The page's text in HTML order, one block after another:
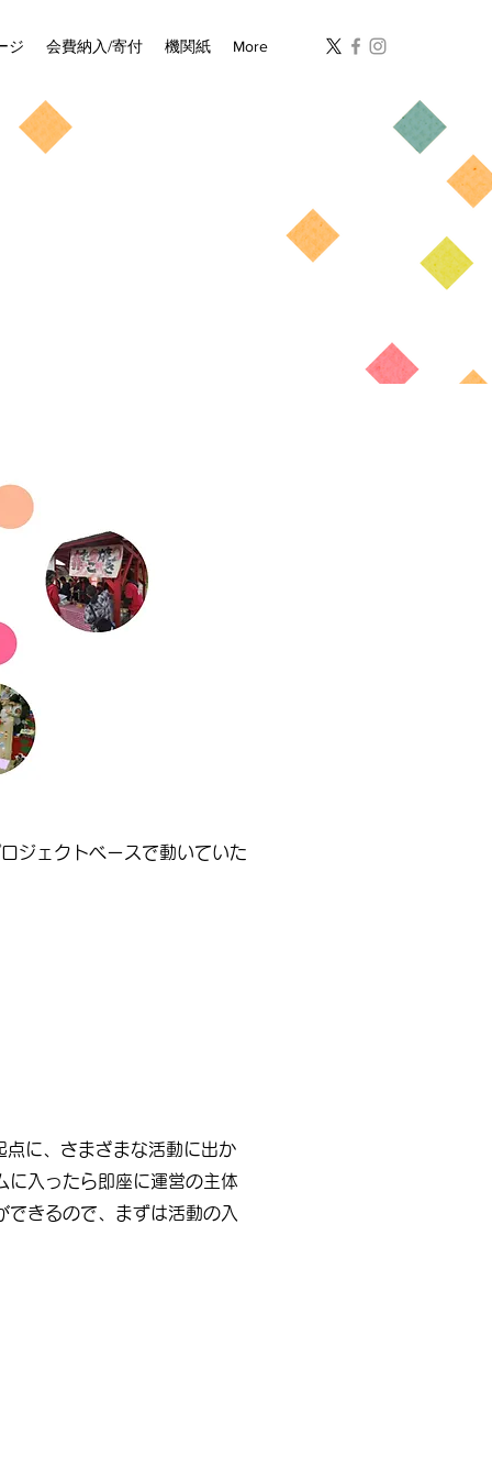
ジ 会費納入/寄付 機関紙 More
ジェクトベースで動いていた
に、さまざまな活動に出か
に入ったら即座に運営の主体
きるので、まずは活動の入